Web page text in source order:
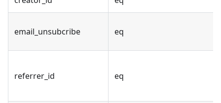
email_unsubcribe eq
referrer_id eq